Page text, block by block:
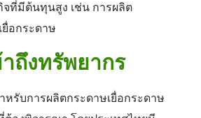
จที่มีต้นทุนสูง เช่น การผลิต
อกระดาษ
าถึงทรัพยากร
หรับการผลิตกระดาษเยื่อกระดาษ